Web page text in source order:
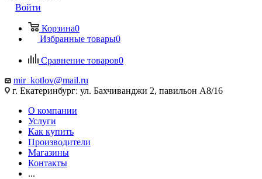
Войти
Корзина0
Избранные товары0
Сравнение товаров0
mir_kotlov@mail.ru
г. Екатеринбург: ул. Бахчиванджи 2, павильон А8/16
О компании
Услуги
Как купить
Производители
Магазины
Контакты
...